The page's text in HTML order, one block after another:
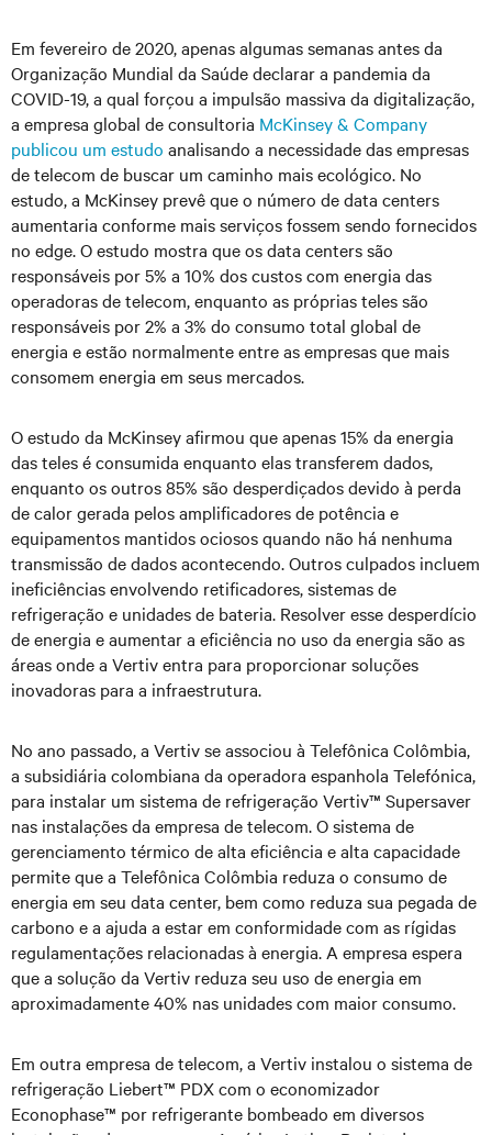
Em fevereiro de 2020, apenas algumas semanas antes da
Organização Mundial da Saúde declarar a pandemia da
COVID-19, a qual forçou a impulsão massiva da digitalização,
a empresa global de consultoria McKinsey & Company
publicou um estudo analisando a necessidade das empresas
de telecom de buscar um caminho mais ecológico. No
estudo, a McKinsey prevê que o número de data centers
aumentaria conforme mais serviços fossem sendo fornecidos
no edge. O estudo mostra que os data centers são
responsáveis por 5% a 10% dos custos com energia das
operadoras de telecom, enquanto as próprias teles são
responsáveis por 2% a 3% do consumo total global de
energia e estão normalmente entre as empresas que mais
consomem energia em seus mercados.
O estudo da McKinsey afirmou que apenas 15% da energia
das teles é consumida enquanto elas transferem dados,
enquanto os outros 85% são desperdiçados devido à perda
de calor gerada pelos amplificadores de potência e
equipamentos mantidos ociosos quando não há nenhuma
transmissão de dados acontecendo. Outros culpados incluem
ineficiências envolvendo retificadores, sistemas de
refrigeração e unidades de bateria. Resolver esse desperdício
de energia e aumentar a eficiência no uso da energia são as
áreas onde a Vertiv entra para proporcionar soluções
inovadoras para a infraestrutura.
No ano passado, a Vertiv se associou à Telefônica Colômbia,
a subsidiária colombiana da operadora espanhola Telefónica,
para instalar um sistema de refrigeração Vertiv™ Supersaver
nas instalações da empresa de telecom. O sistema de
gerenciamento térmico de alta eficiência e alta capacidade
permite que a Telefônica Colômbia reduza o consumo de
energia em seu data center, bem como reduza sua pegada de
carbono e a ajuda a estar em conformidade com as rígidas
regulamentações relacionadas à energia. A empresa espera
que a solução da Vertiv reduza seu uso de energia em
aproximadamente 40% nas unidades com maior consumo.
Em outra empresa de telecom, a Vertiv instalou o sistema de
refrigeração Liebert™ PDX com o economizador
Econophase™ por refrigerante bombeado em diversos